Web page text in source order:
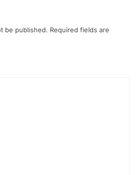
be published. Required fields are